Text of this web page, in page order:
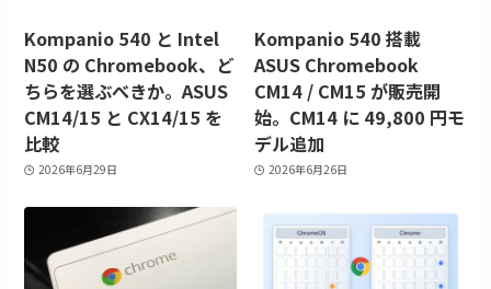
Kompanio 540 と Intel
N50 の Chromebook、ど
ちらを選ぶべきか。ASUS
CM14/15 と CX14/15 を
比較
2026年6月29日
Kompanio 540 搭載
ASUS Chromebook
CM14 / CM15 が販売開
始。CM14 に 49,800 円モ
デル追加
2026年6月26日